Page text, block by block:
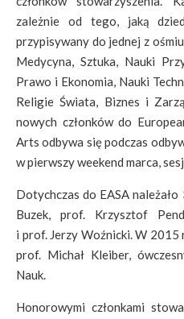
zależnie od tego, jaką
przypisywany do jednej z
Medycyna, Sztuka, Nauki
Prawo i Ekonomia, Nauki
Religie Świata, Biznes i
nowych członków do
Arts odbywa się podczas
w pierwszy weekend marca,
Dotychczas do EASA
Buzek, prof. Krzysztof
i prof. Jerzy Woźnicki. W 2015
prof. Michał Kleiber,
Nauk.
Honorowymi członkami